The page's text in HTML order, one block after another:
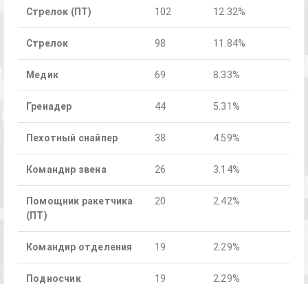
Стрелок (ПТ) 102 12.32%
Стрелок 98 11.84%
Медик 69 8.33%
Гренадер 44 5.31%
Пехотный снайпер 38 4.59%
Командир звена 26 3.14%
Помощник ракетчика
(ПТ)
20 2.42%
Командир отделения 19 2.29%
Подносчик 19 2.29%